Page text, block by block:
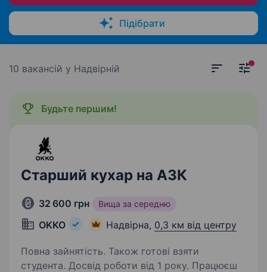
Підібрати
10 вакансій у Надвірній
Будьте першим!
Старший кухар на АЗК
32 600 грн Вища за середню
OKKO Надвірна, 0,3 км від центру
Повна зайнятість. Також готові взяти
студента. Досвід роботи від 1 року. Працюєш